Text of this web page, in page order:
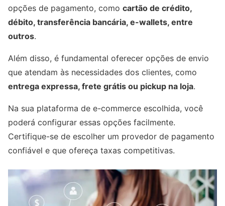
opções de pagamento, como cartão de crédito,
débito, transferência bancária, e-wallets, entre
outros.
Além disso, é fundamental oferecer opções de envio
que atendam às necessidades dos clientes, como
entrega expressa, frete grátis ou pickup na loja.
Na sua plataforma de e-commerce escolhida, você
poderá configurar essas opções facilmente.
Certifique-se de escolher um provedor de pagamento
confiável e que ofereça taxas competitivas.